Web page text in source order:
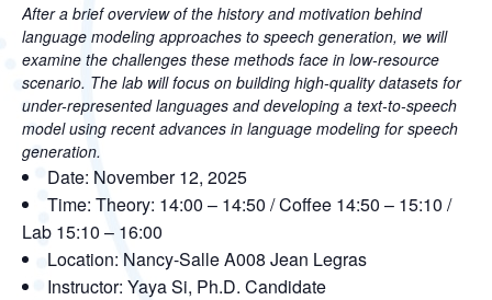
After a brief overview of the history and motivation behind
language modeling approaches to speech generation, we will
examine the challenges these methods face in low-resource
scenario. The lab will focus on building high-quality datasets for
under-represented languages and developing a text-to-speech
model using recent advances in language modeling for speech
generation.
Date: November 12, 2025
Time: Theory: 14:00 – 14:50 / Coffee 14:50 – 15:10 /
Lab 15:10 – 16:00
Location: Nancy-Salle A008 Jean Legras
Instructor: Yaya Si, Ph.D. Candidate